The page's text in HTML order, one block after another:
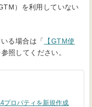
）を利用していない
る場合は「 【GTM使
参照してください。
プロパティを新規作成